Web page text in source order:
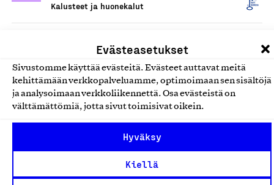
Evästeasetukset
Sivustomme käyttää evästeitä. Evästeet auttavat meitä
kehittämään verkkopalveluamme, optimoimaan sen sisältöjä
ja analysoimaan verkkoliikennettä. Osa evästeistä on
välttämättömiä, jotta sivut toimisivat oikein.
Hyväksy
Kiellä
Kalusteet ja huonekalut
Triennale-tuolit
Wikkelä Oy, Tuote
Kalusteet ja huonekalut